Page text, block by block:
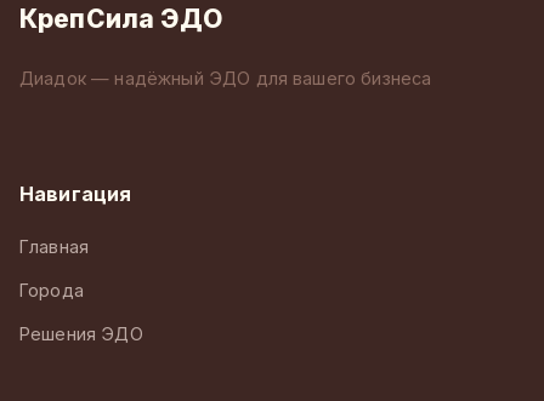
КрепСила ЭДО
Диадок — надёжный ЭДО для вашего бизнеса
Навигация
Главная
Города
Решения ЭДО